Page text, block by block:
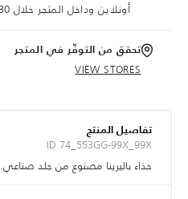
أونلاين وداخل المتجر خلال 30 يومًا
تحقق من التوفّر في المتجر
VIEW STORES
تفاصيل المنتج
ID 74_553GG-99X_99X
حذاء باليرينا مصنوع من جلد صناعي.